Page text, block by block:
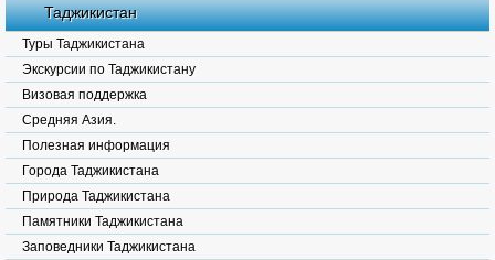
Таджикистан
Туры Таджикистана
Экскурсии по Таджикистану
Визовая поддержка
Средняя Азия.
Полезная информация
Города Таджикистана
Природа Таджикистана
Памятники Таджикистана
Заповедники Таджикистана